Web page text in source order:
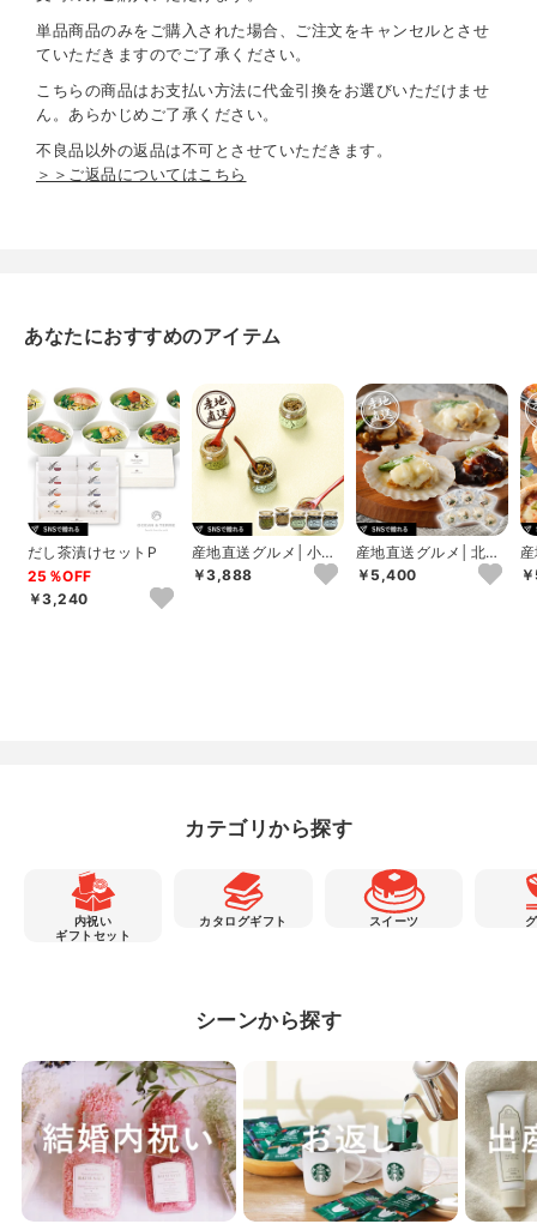
単品商品のみをご購入された場合、ご注文をキャンセルとさせ
ていただきますのでご了承ください。
こちらの商品はお支払い方法に代金引換をお選びいただけませ
ん。あらかじめご了承ください。
不良品以外の返品は不可とさせていただきます。
＞＞ご返品についてはこちら
あなたにおすすめのアイテム
だし茶漬けセットP
25％OFF
￥3,240
産地直送グルメ│小川
の庄 農家の味自慢詰
合せ
￥3,888
産地直送グルメ│北海
道産帆立グラタン･デ
ミグラスチーズ焼...
￥5,400
カテゴリから探す
内祝い
ギフトセット
カタログギフト スイーツ
シーンから探す